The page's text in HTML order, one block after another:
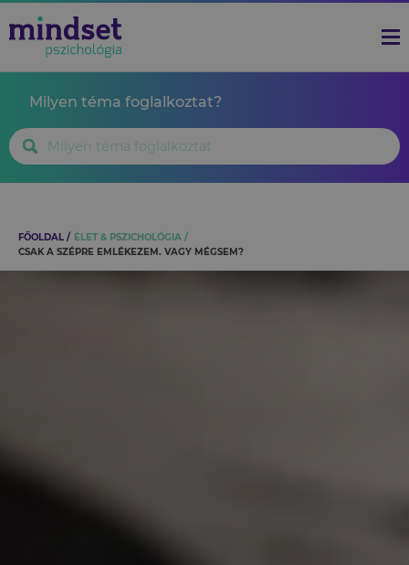
Milyen téma foglalkoztat?
FŐOLDAL
ÉLET & PSZICHOLÓGIA
CSAK A SZÉPRE EMLÉKEZEM. VAGY MÉGSEM?